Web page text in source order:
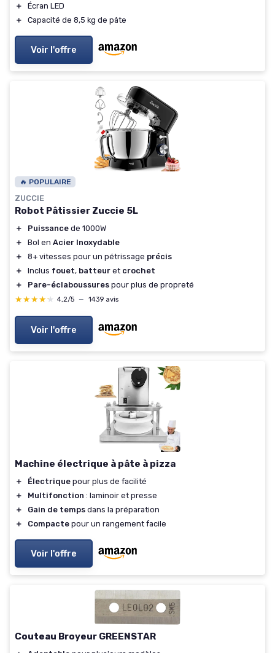
＋
Écran LED
＋
Capacité de 8,5 kg de pâte
Voir l'offre
🔥 POPULAIRE
ZUCCIE
Robot Pâtissier Zuccie 5L
＋ Puissance de 1000W
＋
Bol en Acier Inoxydable
＋
8+ vitesses pour un pétrissage précis
＋
Inclus fouet, batteur et crochet
＋
Pare-éclaboussures pour plus de propreté
★★★★★
★★★★★ 4,2/5 — 1439 avis
Voir l'offre
Machine électrique à pâte à pizza
＋ Électrique pour plus de facilité
＋
Multifonction : laminoir et presse
＋
Gain de temps dans la préparation
＋
Compacte pour un rangement facile
Voir l'offre
Couteau Broyeur GREENSTAR